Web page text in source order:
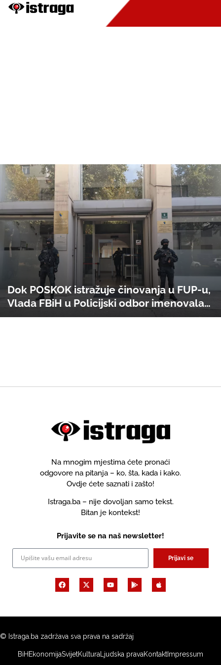
Dok POSKOK istražuje činovanja u FUP-u,
Vlada FBiH u Policijski odbor imenovala
Aldina Sinanovića!
Na mnogim mjestima ćete pronaći
odgovore na pitanja – ko, šta, kada i kako.
Ovdje ćete saznati i zašto!
Istraga.ba – nije dovoljan samo tekst.
Bitan je kontekst!
Prijavite se na naš newsletter!
Prijavi se
© Istraga.ba zadržava sva prava na sadržaj
BiHEkonomijaSvijetKulturaLjudska pravaKontaktImpressum